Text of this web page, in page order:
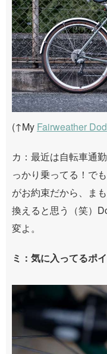
(↑My Fairweather
カ：最近は自転車通
っかり乗ってる！で
がお約束だから、ま
換えると思う（笑）
変よ。
ミ：気に入ってるポ